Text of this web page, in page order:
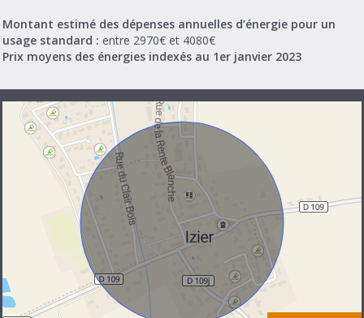
Montant estimé des dépenses annuelles d’énergie pour un
usage standard : entre 2970€ et 4080€
Prix moyens des énergies indexés au 1er janvier 2023